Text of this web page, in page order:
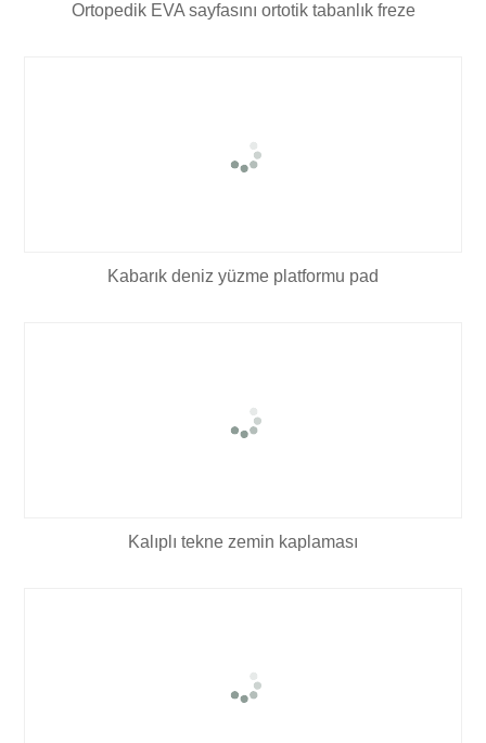
Ortopedik EVA sayfasını ortotik tabanlık freze
Kabarık deniz yüzme platformu pad
Kalıplı tekne zemin kaplaması